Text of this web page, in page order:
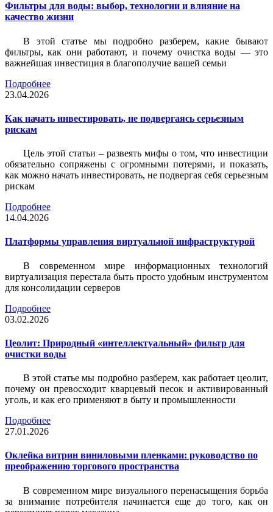
Фильтры для воды: выбор, технологии и влияние на
качество жизни
В этой статье мы подробно разберем, какие бывают
фильтры, как они работают, и почему очистка воды — это
важнейшая инвестиция в благополучие вашей семьи
Подробнее
23.04.2026
Как начать инвестировать, не подвергаясь серьезным
рискам
Цель этой статьи – развеять мифы о том, что инвестиции
обязательно сопряжены с огромными потерями, и показать,
как можно начать инвестировать, не подвергая себя серьезным
рискам
Подробнее
14.04.2026
Платформы управления виртуальной инфраструктурой
В современном мире информационных технологий
виртуализация перестала быть просто удобным инструментом
для консолидации серверов
Подробнее
03.02.2026
Цеолит: Природный «интеллектуальный» фильтр для
очистки воды
В этой статье мы подробно разберем, как работает цеолит,
почему он превосходит кварцевый песок и активированный
уголь, и как его применяют в быту и промышленности
Подробнее
27.01.2026
Оклейка витрин виниловыми пленками: руководство по
преображению торгового пространства
В современном мире визуального перенасыщения борьба
за внимание потребителя начинается еще до того, как он